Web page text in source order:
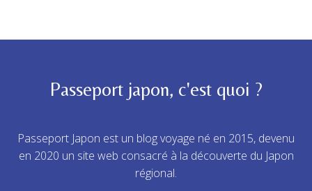
Passeport japon, c'est quoi ?
Passeport Japon est un blog voyage né en 2015, devenu
en 2020 un site web consacré à la découverte du Japon
régional.